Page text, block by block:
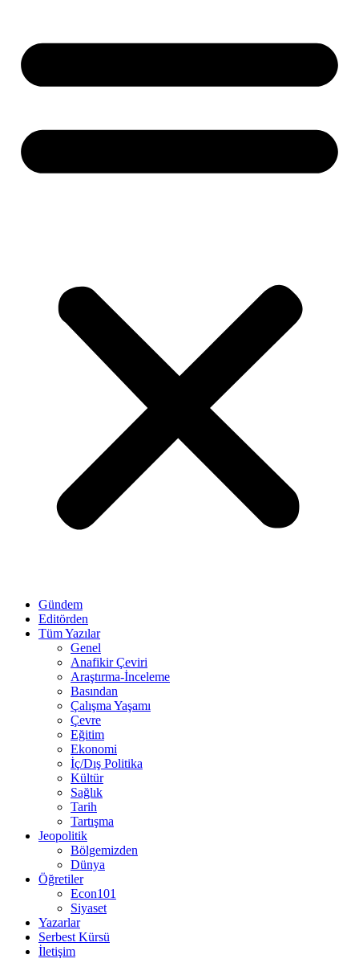
Gündem
Editörden
Tüm Yazılar
Genel
Anafikir Çeviri
Araştırma-İnceleme
Basından
Çalışma Yaşamı
Çevre
Eğitim
Ekonomi
İç/Dış Politika
Kültür
Sağlık
Tarih
Tartışma
Jeopolitik
Bölgemizden
Dünya
Öğretiler
Econ101
Siyaset
Yazarlar
Serbest Kürsü
İletişim